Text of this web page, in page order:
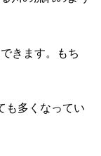
きます。もち
も多くなってい